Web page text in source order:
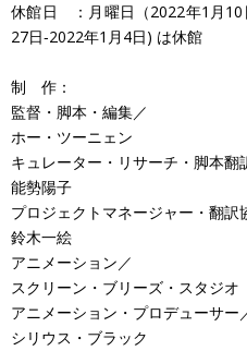
休館日 ：月曜日（2022年1月10
27日‐2022年1月4日) は休館
制 作：
監督・脚本・編集／
ホー・ツーニェン
キュレーター・リサーチ・脚本翻
能勢陽子
プロジェクトマネージャー・翻訳
鈴木一絵
アニメーション／
スクリーン・ブリーズ・スタジオ
アニメーション・プロデューサー
シリウス・ブラック